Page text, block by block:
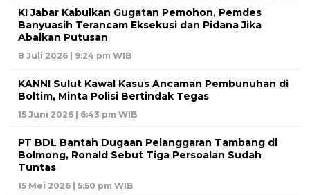
KI Jabar Kabulkan Gugatan Pemohon, Pemdes
Banyuasih Terancam Eksekusi dan Pidana Jika
Abaikan Putusan
8 Juli 2026 | 9:24 pm WIB
KANNI Sulut Kawal Kasus Ancaman Pembunuhan di
Boltim, Minta Polisi Bertindak Tegas
15 Juni 2026 | 6:43 pm WIB
PT BDL Bantah Dugaan Pelanggaran Tambang di
Bolmong, Ronald Sebut Tiga Persoalan Sudah
Tuntas
15 Mei 2026 | 5:50 pm WIB